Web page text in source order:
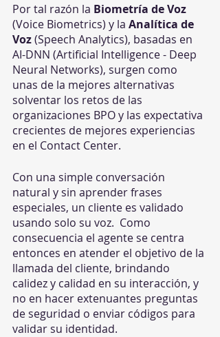
Por tal razón la Biometría de Voz
(Voice Biometrics) y la Analítica de
Voz (Speech Analytics), basadas en
AI-DNN (Artificial Intelligence - Deep
Neural Networks), surgen como
unas de la mejores alternativas
solventar los retos de las
organizaciones BPO y las expectativa
crecientes de mejores experiencias
en el Contact Center.
Con una simple conversación
natural y sin aprender frases
especiales, un cliente es validado
usando solo su voz.  Como
consecuencia el agente se centra
entonces en atender el objetivo de la
llamada del cliente, brindando
calidez y calidad en su interacción, y
no en hacer extenuantes preguntas
de seguridad o enviar códigos para
validar su identidad.